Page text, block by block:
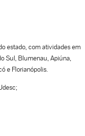
estado, com atividades em
Sul, Blumenau, Apiúna,
e Florianópolis.